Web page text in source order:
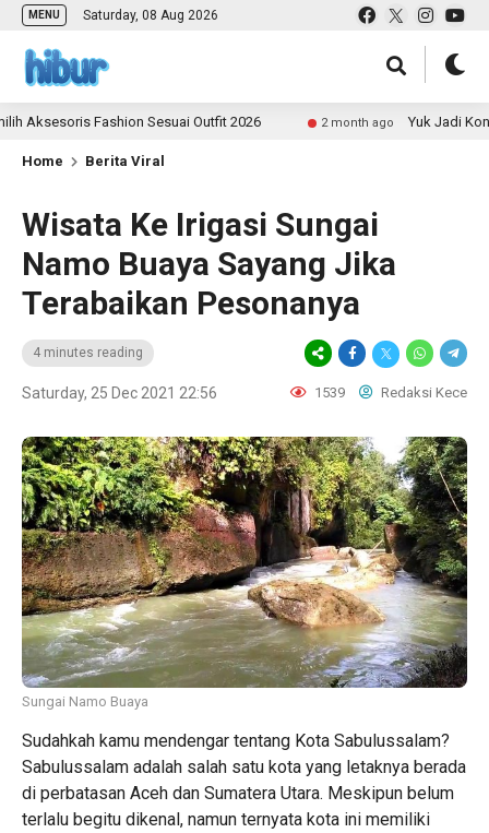
MENU Saturday, 08 Aug 2026
Fashion Sesuai Outfit 2026 2 month ago Yuk Jadi Kontributor
Home Berita Viral
Wisata Ke Irigasi Sungai
Namo Buaya Sayang Jika
Terabaikan Pesonanya
4 minutes reading
Saturday, 25 Dec 2021 22:56 1539 Redaksi Kece
Sungai Namo Buaya
Sudahkah kamu mendengar tentang Kota Sabulussalam?
Sabulussalam adalah salah satu kota yang letaknya berada
di perbatasan Aceh dan Sumatera Utara. Meskipun belum
terlalu begitu dikenal, namun ternyata kota ini memiliki